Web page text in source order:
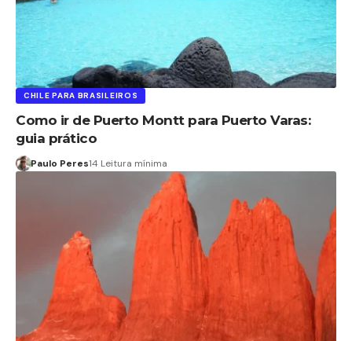
CHILE PARA BRASILEIROS
Como ir de Puerto Montt para Puerto Varas:
guia prático
Paulo Peres14 Leitura mínima